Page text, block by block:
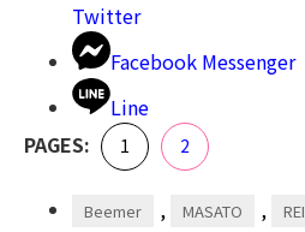
Twitter
Facebook Messenger
Line
PAGES:
Page
1 Page
2
Beemer , MASATO , REI